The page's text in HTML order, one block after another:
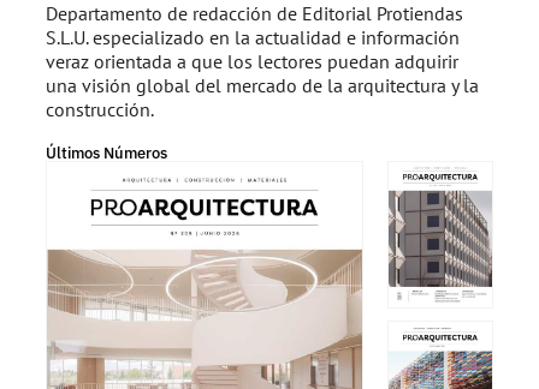
Departamento de redacción de Editorial Protiendas
S.L.U. especializado en la actualidad e información
veraz orientada a que los lectores puedan adquirir
una visión global del mercado de la arquitectura y la
construcción.
Últimos Números